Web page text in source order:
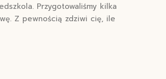
Przygotowaliśmy kilka
Z pewnością zdziwi cię, ile